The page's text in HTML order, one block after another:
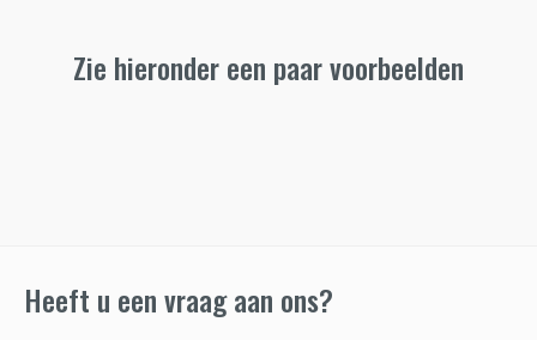
Zie hieronder een paar voorbeelden
Heeft u een vraag aan ons?